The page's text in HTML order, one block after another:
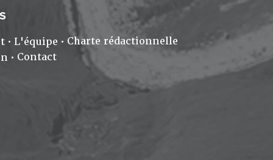
L'équipe
Charte rédactionnelle
Contact